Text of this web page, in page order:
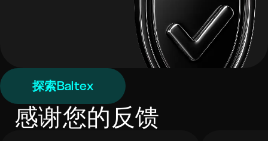
探索Baltex
感谢您的反馈